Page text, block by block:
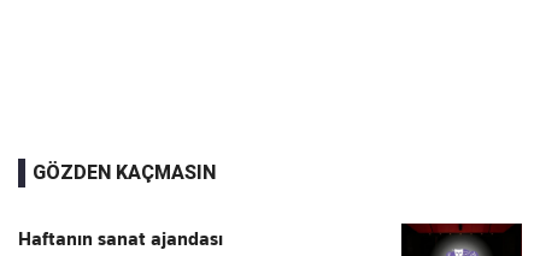
GÖZDEN KAÇMASIN
Haftanın sanat ajandası